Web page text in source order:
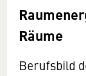
Räume
Berufsbild